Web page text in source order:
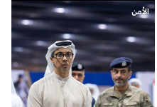
الأمن